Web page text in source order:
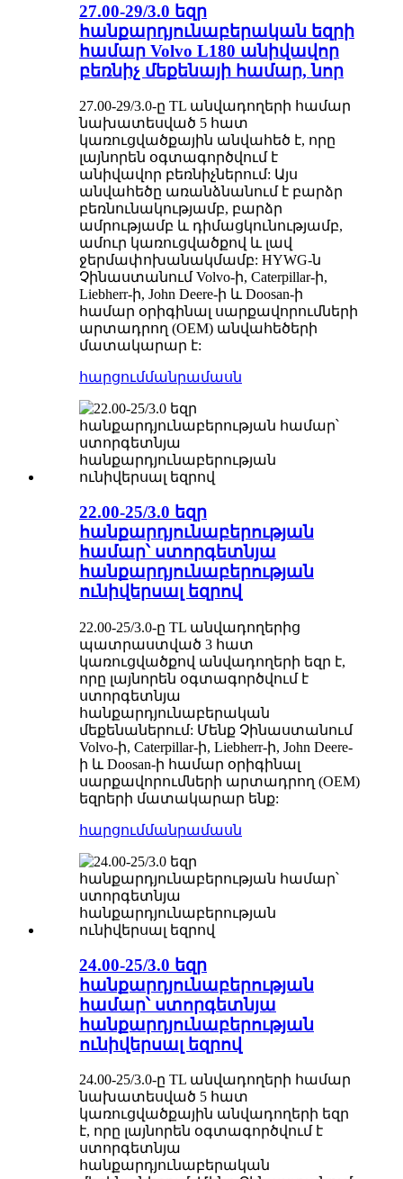
27.00-29/3.0 եզր
հանքարդյունաբերական եզրի
համար Volvo L180 անիվավոր
բեռնիչ մեքենայի համար, նոր
27.00-29/3.0-ը TL անվադողերի համար
նախատեսված 5 հատ
կառուցվածքային անվահեծ է, որը
լայնորեն օգտագործվում է
անիվավոր բեռնիչներում: Այս
անվահեծը առանձնանում է բարձր
բեռնունակությամբ, բարձր
ամրությամբ և դիմացկունությամբ,
ամուր կառուցվածքով և լավ
ջերմափոխանակմամբ: HYWG-ն
Չինաստանում Volvo-ի, Caterpillar-ի,
Liebherr-ի, John Deere-ի և Doosan-ի
համար օրիգինալ սարքավորումների
արտադրող (OEM) անվահեծերի
մատակարար է:
հարցումմանրամասն
22.00-25/3.0 եզր
հանքարդյունաբերության
համար՝ ստորգետնյա
հանքարդյունաբերության
ունիվերսալ եզրով
22.00-25/3.0-ը TL անվադողերից
պատրաստված 3 հատ
կառուցվածքով անվադողերի եզր է,
որը լայնորեն օգտագործվում է
ստորգետնյա
հանքարդյունաբերական
մեքենաներում: Մենք Չինաստանում
Volvo-ի, Caterpillar-ի, Liebherr-ի, John Deere-
ի և Doosan-ի համար օրիգինալ
սարքավորումների արտադրող (OEM)
եզրերի մատակարար ենք:
հարցումմանրամասն
24.00-25/3.0 եզր
հանքարդյունաբերության
համար՝ ստորգետնյա
հանքարդյունաբերության
ունիվերսալ եզրով
24.00-25/3.0-ը TL անվադողերի համար
նախատեսված 5 հատ
կառուցվածքային անվադողերի եզր
է, որը լայնորեն օգտագործվում է
ստորգետնյա
հանքարդյունաբերական